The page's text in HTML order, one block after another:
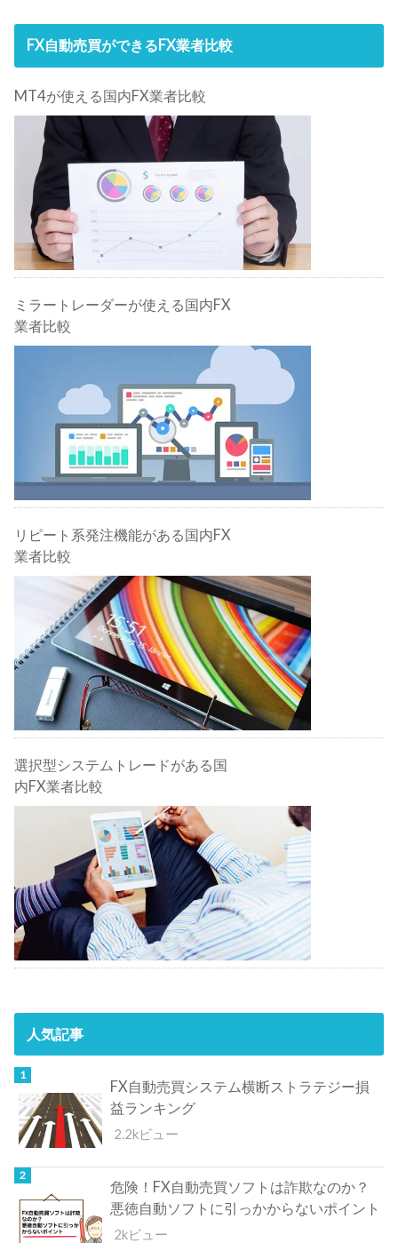
FX自動売買ができるFX業者比較
MT4が使える国内FX業者比較
ミラートレーダーが使える国内FX
業者比較
リピート系発注機能がある国内FX
業者比較
選択型システムトレードがある国
内FX業者比較
人気記事
FX自動売買システム横断ストラテジー損
益ランキング
2.2kビュー
危険！FX自動売買ソフトは詐欺なのか？
悪徳自動ソフトに引っかからないポイント
2kビュー